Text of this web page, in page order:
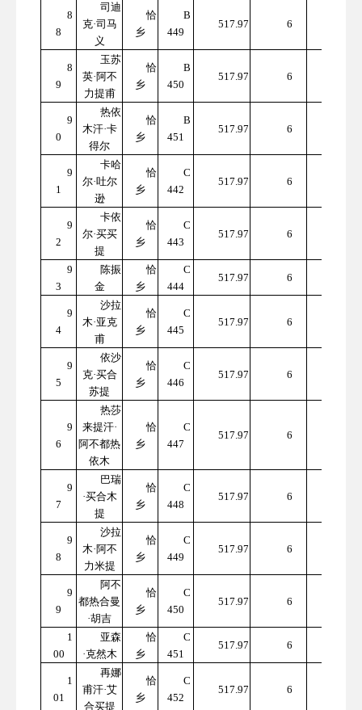
8
8
司迪
克·司马
义
恰
乡
B
449
517.97 6
8
9
玉苏
英·阿不
力提甫
恰
乡
B
450
517.97 6
9
0
热依
木汗·卡
得尔
恰
乡
B
451
517.97 6
9
1
卡哈
尔·吐尔
逊
恰
乡
C
442
517.97 6
9
2
卡依
尔·买买
提
恰
乡
C
443
517.97 6
9
3
陈振
金
恰
乡
C
444
517.97 6
9
4
沙拉
木·亚克
甫
恰
乡
C
445
517.97 6
9
5
依沙
克·买合
苏提
恰
乡
C
446
517.97 6
9
6
热莎
来提汗·
阿不都热
依木
恰
乡
C
447
517.97 6
9
7
巴瑞
·买合木
提
恰
乡
C
448
517.97 6
9
8
沙拉
木·阿不
力米提
恰
乡
C
449
517.97 6
9
9
阿不
都热合曼
·胡吉
恰
乡
C
450
517.97 6
1
00
亚森
·克然木
恰
乡
C
451
517.97 6
1
01
再娜
甫汗·艾
合买提
恰
乡
C
452
517.97 6